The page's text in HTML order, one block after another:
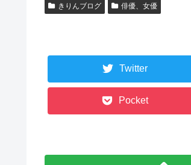
きりんブログ 俳優、女優
Twitter
Pocket